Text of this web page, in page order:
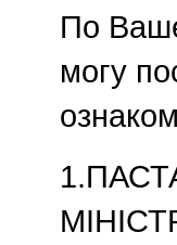
По
могу